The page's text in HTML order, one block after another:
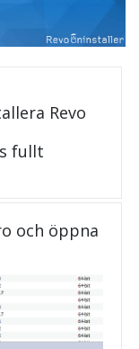
Revo
fullt
och öppna